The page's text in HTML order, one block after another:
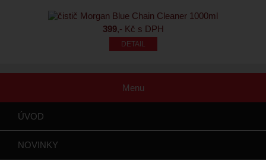
399,- Kč s DPH
Menu
ÚVOD
NOVINKY